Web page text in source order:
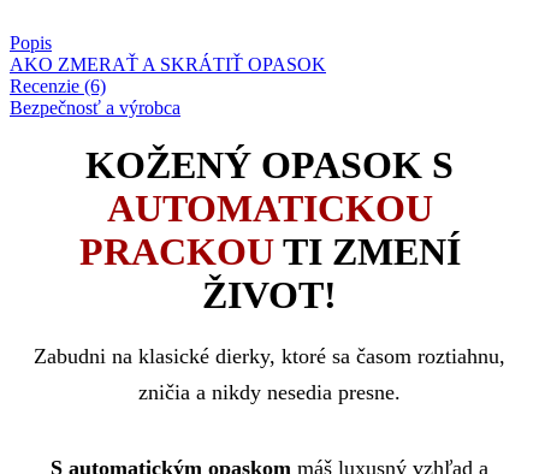
Popis
AKO ZMERAŤ A SKRÁTIŤ OPASOK
Recenzie (6)
Bezpečnosť a výrobca
KOŽENÝ OPASOK S
AUTOMATICKOU
PRACKOUTI ZMENÍ
ŽIVOT!
Zabudni na klasické dierky, ktoré sa časom roztiahnu,
zničia a nikdy nesedia presne.
S automatickým opaskom máš luxusný vzhľad a